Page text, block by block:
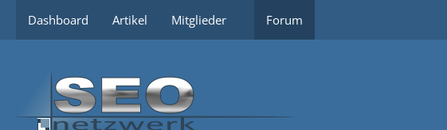
Dashboard Artikel Mitglieder Forum